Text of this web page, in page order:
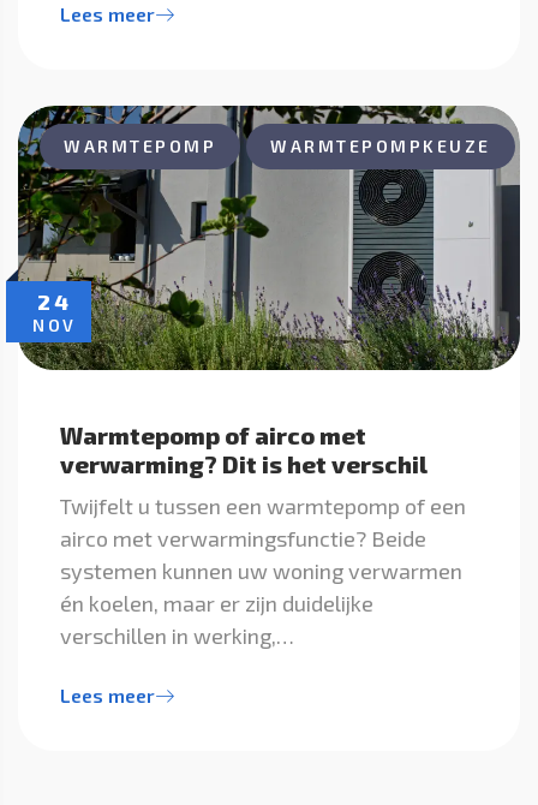
Lees meer
24
NOV
WARMTEPOMP WARMTEPOMPKEUZE
Warmtepomp of airco met
verwarming? Dit is het verschil
Twijfelt u tussen een warmtepomp of een
airco met verwarmingsfunctie? Beide
systemen kunnen uw woning verwarmen
én koelen, maar er zijn duidelijke
verschillen in werking,…
Lees meer